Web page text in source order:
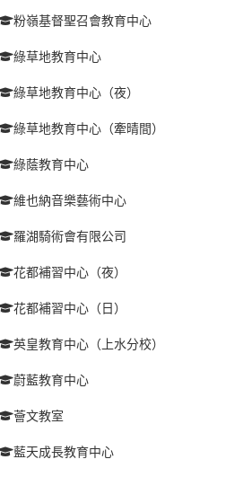
粉嶺基督聖召會教育中心
綠草地教育中心
綠草地教育中心（夜）
綠草地教育中心（牽晴間）
綠蔭教育中心
維也納音樂藝術中心
羅湖騎術會有限公司
花都補習中心（夜）
花都補習中心（日）
英皇教育中心（上水分校）
蔚藍教育中心
薈文教室
藍天成長教育中心